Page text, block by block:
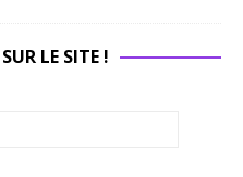
LE SITE !